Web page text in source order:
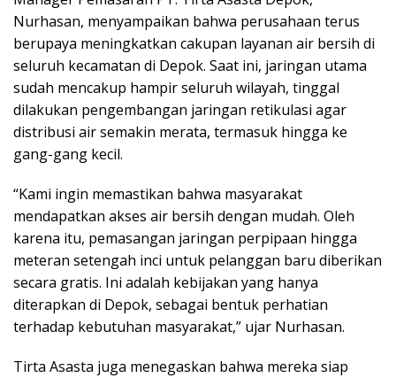
Nurhasan, menyampaikan bahwa perusahaan terus
berupaya meningkatkan cakupan layanan air bersih di
seluruh kecamatan di Depok. Saat ini, jaringan utama
sudah mencakup hampir seluruh wilayah, tinggal
dilakukan pengembangan jaringan retikulasi agar
distribusi air semakin merata, termasuk hingga ke
gang-gang kecil.
“Kami ingin memastikan bahwa masyarakat
mendapatkan akses air bersih dengan mudah. Oleh
karena itu, pemasangan jaringan perpipaan hingga
meteran setengah inci untuk pelanggan baru diberikan
secara gratis. Ini adalah kebijakan yang hanya
diterapkan di Depok, sebagai bentuk perhatian
terhadap kebutuhan masyarakat,” ujar Nurhasan.
Tirta Asasta juga menegaskan bahwa mereka siap